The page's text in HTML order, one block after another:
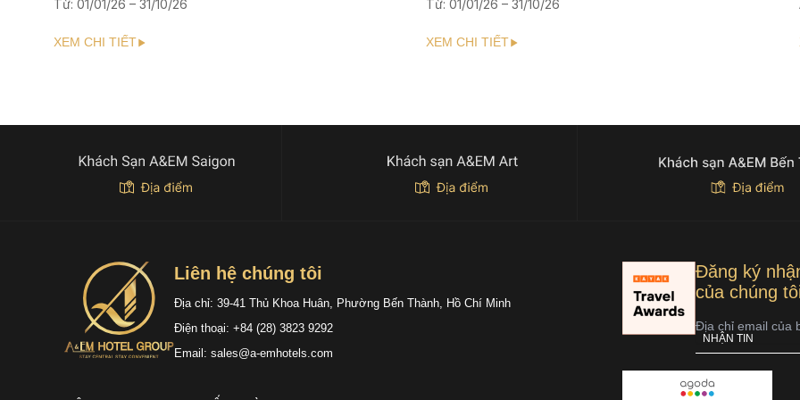
Từ: 01/01/26 – 31/10/26
XEM CHI TIẾT
Từ: 01/01/26 – 31/10/26
XEM CHI TIẾT
Liên hệ chúng tôi
Địa chỉ: 39-41 Thủ Khoa Huân, Phường Bến Thành, Hồ Chí Minh
Điện thoại: +84 (28) 3823 9292
Email: sales@a-emhotels.com
Đăng ký
của chúng tôi